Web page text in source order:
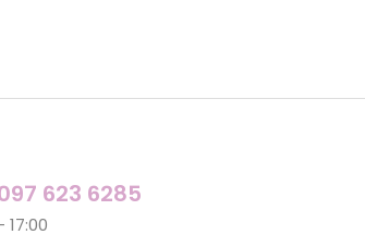
623 6285
17:00